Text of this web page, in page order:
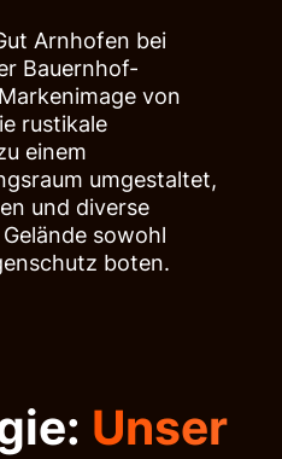
Arnhofen bei
Bauernhof-
von
rustikale
einem
umgestaltet,
und diverse
sowohl
boten.
Unser